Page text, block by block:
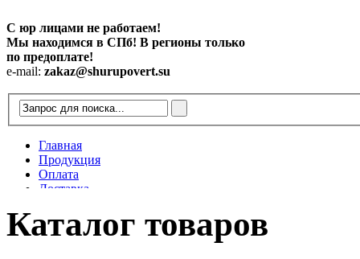
С юр лицами не работаем!
Мы находимся в СПб! В регионы только
по предоплате!
e-mail: zakaz@shurupovert.su
Главная
Продукция
Оплата
Доставка
Статьи
Каталог товаров